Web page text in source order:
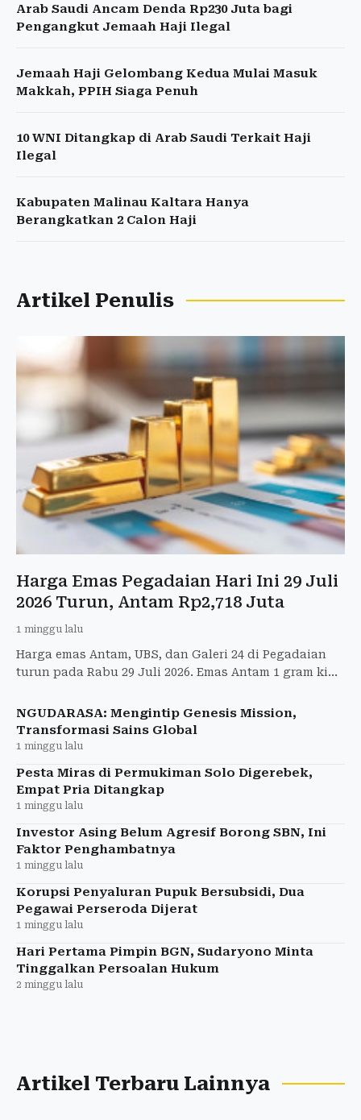
Arab Saudi Ancam Denda Rp230 Juta bagi
Pengangkut Jemaah Haji Ilegal
Jemaah Haji Gelombang Kedua Mulai Masuk
Makkah, PPIH Siaga Penuh
10 WNI Ditangkap di Arab Saudi Terkait Haji
Ilegal
Kabupaten Malinau Kaltara Hanya
Berangkatkan 2 Calon Haji
Artikel Penulis
Harga Emas Pegadaian Hari Ini 29 Juli
2026 Turun, Antam Rp2,718 Juta
1 minggu lalu
Harga emas Antam, UBS, dan Galeri 24 di Pegadaian
turun pada Rabu 29 Juli 2026. Emas Antam 1 gram kini
NGUDARASA: Mengintip Genesis Mission,
Transformasi Sains Global
1 minggu lalu
Pesta Miras di Permukiman Solo Digerebek,
Empat Pria Ditangkap
1 minggu lalu
Investor Asing Belum Agresif Borong SBN, Ini
Faktor Penghambatnya
1 minggu lalu
Korupsi Penyaluran Pupuk Bersubsidi, Dua
Pegawai Perseroda Dijerat
1 minggu lalu
Hari Pertama Pimpin BGN, Sudaryono Minta
Tinggalkan Persoalan Hukum
2 minggu lalu
Artikel Terbaru Lainnya